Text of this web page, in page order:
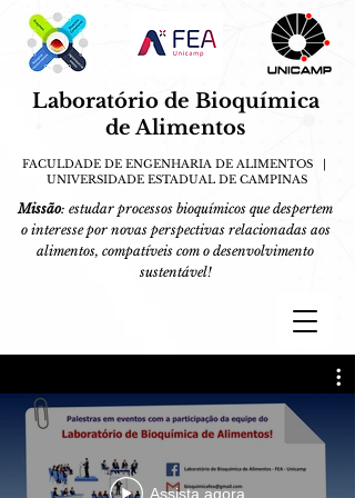
Laboratório de Bioquímica
deAlimentos
FACULDADE DE ENGENHARIA DE ALIMENTOS |
UNIVERSIDADE ESTADUAL DE CAMPINAS
Missão: estudar processos bioquímicos que despertem
o interesse por novas perspectivas relacionadas aos
alimentos, compatíveis com o desenvolvimento
sustentável!
Assista agora